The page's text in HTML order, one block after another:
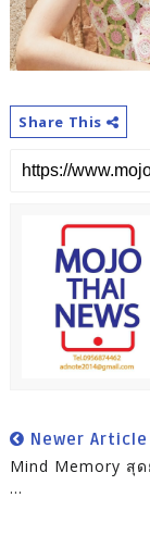
Share This
Newer Article
Mind Memory สุ
...